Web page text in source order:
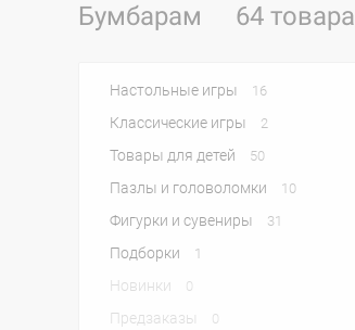
Бумбарам 64 товара
Настольные игры 16
Классические игры 2
Товары для детей 50
Пазлы и головоломки 10
Фигурки и сувениры 31
Подборки 1
Новинки 0
Предзаказы
0